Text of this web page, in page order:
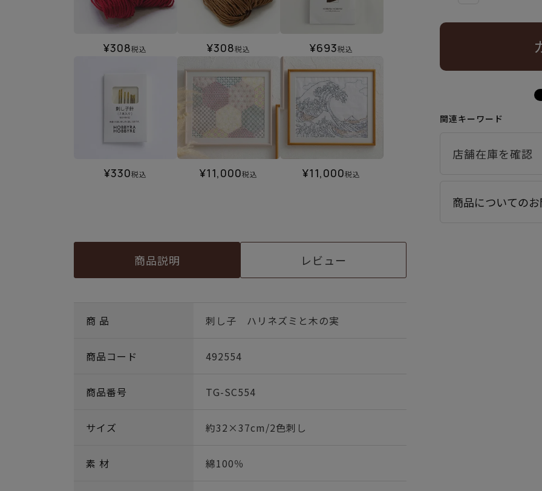
¥308税込 ¥308税込 ¥693税込
¥330税込 ¥11,000税込 ¥11,000税込
商品説明 レビュー
商 品 刺し子 ハリネズミと木の実
商品コード 492554
商品番号 TG-SC554
サイズ 約32×37cm/2色刺し
素 材 綿100％
関連キーワード
商品についての